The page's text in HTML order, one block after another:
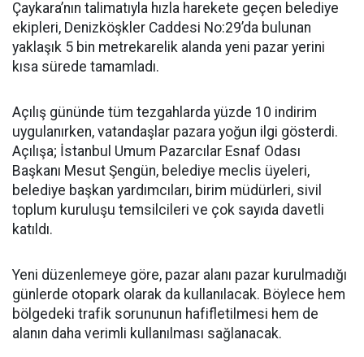
Çaykara’nın talimatıyla hızla harekete geçen belediye
ekipleri, Denizköşkler Caddesi No:29’da bulunan
yaklaşık 5 bin metrekarelik alanda yeni pazar yerini
kısa sürede tamamladı.
Açılış gününde tüm tezgahlarda yüzde 10 indirim
uygulanırken, vatandaşlar pazara yoğun ilgi gösterdi.
Açılışa; İstanbul Umum Pazarcılar Esnaf Odası
Başkanı Mesut Şengün, belediye meclis üyeleri,
belediye başkan yardımcıları, birim müdürleri, sivil
toplum kuruluşu temsilcileri ve çok sayıda davetli
katıldı.
Yeni düzenlemeye göre, pazar alanı pazar kurulmadığı
günlerde otopark olarak da kullanılacak. Böylece hem
bölgedeki trafik sorununun hafifletilmesi hem de
alanın daha verimli kullanılması sağlanacak.